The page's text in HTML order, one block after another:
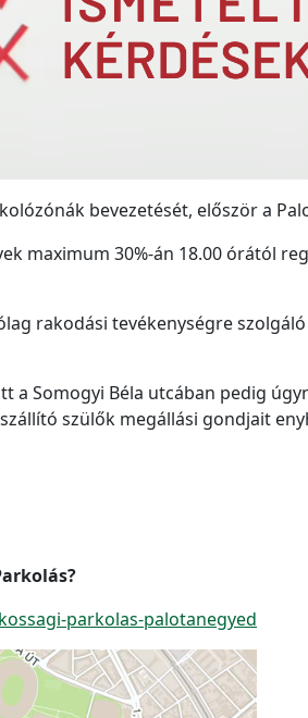
bevezetését, először a
maximum 30%-án 18.00 órától
rakodási tevékenységre
a Somogyi Béla utcában pedig
szülők megállási gondjait
parkolas-palotanegyed